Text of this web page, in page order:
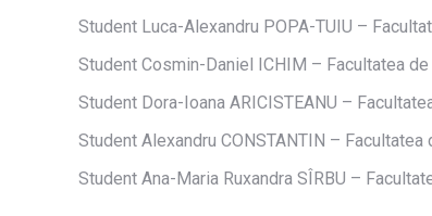
Student Luca-Alexandru POPA-TUIU –
Student Cosmin-Daniel ICHIM – Facultatea
Student Dora-Ioana ARICISTEANU –
Student Alexandru CONSTANTIN –
Student Ana-Maria Ruxandra SÎRBU –